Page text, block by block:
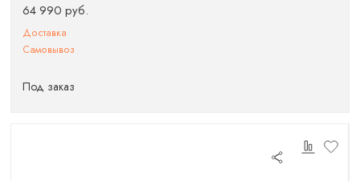
64 990 руб.
Доставка
Самовывоз
Под заказ